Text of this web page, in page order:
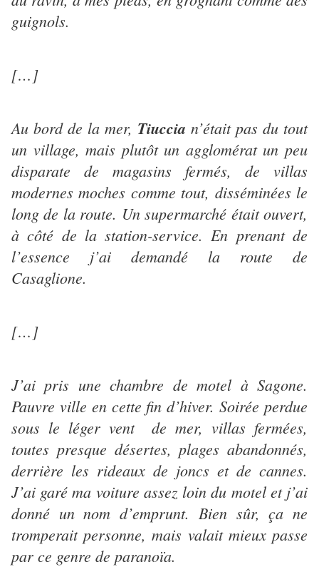
guignols.
[…]
Au bord de la mer, Tiuccia n’était pas du tout
un village, mais plutôt un agglomérat un peu
disparate de magasins fermés, de villas
modernes moches comme tout, disséminées le
long de la route. Un supermarché était ouvert,
à côté de la station-service. En prenant de
l’essence j’ai demandé la route de
Casaglione.
[…]
J’ai pris une chambre de motel à Sagone.
Pauvre ville en cette fin d’hiver. Soirée perdue
sous le léger vent de mer, villas fermées,
toutes presque désertes, plages abandonnés,
derrière les rideaux de joncs et de cannes.
J’ai garé ma voiture assez loin du motel et j’ai
donné un nom d’emprunt. Bien sûr, ça ne
tromperait personne, mais valait mieux passe
par ce genre de paranoïa.